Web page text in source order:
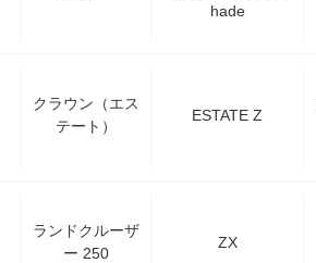
hade
クラウン（エス
テート）
ESTATE Z
ランドクルーザ
ー 250
ZX